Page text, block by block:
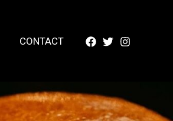
CONTACT